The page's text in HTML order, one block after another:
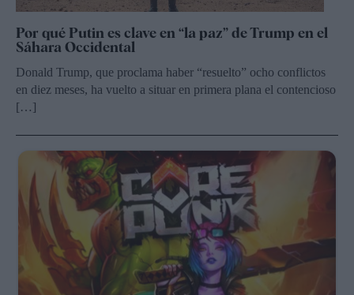
Por qué Putin es clave en “la paz” de Trump en el
Sáhara Occidental
Donald Trump, que proclama haber “resuelto” ocho conflictos
en diez meses, ha vuelto a situar en primera plana el contencioso
[…]